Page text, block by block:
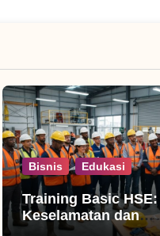
Bisnis Edukasi
Training Basic
Keselamatan dan
Produktivitas Kerja